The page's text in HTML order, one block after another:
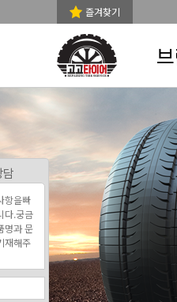
즐겨찾기